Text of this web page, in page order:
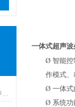
一体式超声
Ø 智能
作模式、
Ø 一体式
Ø 系统功